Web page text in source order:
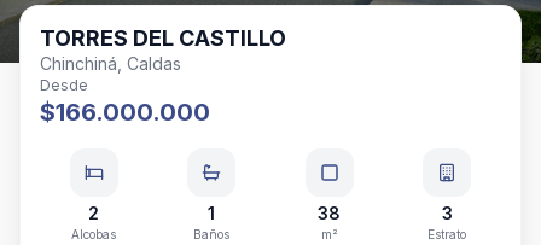
TORRES DEL CASTILLO
Chinchiná, Caldas
Desde
$166.000.000
2
Alcobas
1
Baños
38
m²
3
Estrato